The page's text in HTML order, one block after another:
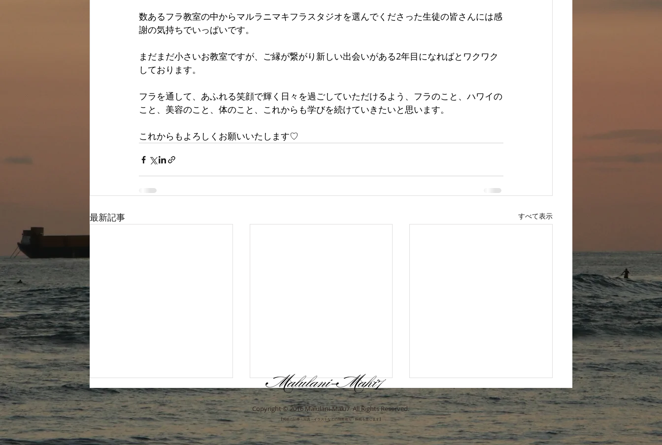
数あるフラ教室の中からマルラニマキフラスタジオを選んでくださった生徒の皆さんには感
謝の気持ちでいっぱいです。
まだまだ小さいお教室ですが、ご縁が繋がり新しい出会いがある2年目になればとワクワク
しております。
フラを通して、あふれる笑顔で輝く日々を過ごしていただけるよう、フラのこと、ハワイの
こと、美容のこと、体のこと、これからも学びを続けていきたいと思います。
これからもよろしくお願いいたします♡
最新記事 すべて表示
今週のレッスンも終了
Aloha🌺 今週は通常レッスンとマ
ンツーマンレッスン、無事に終了
しました♪ 8月1日(土)、2(日)はう
新しい出会い♪
Aloha🌺 今週も無事にレッスン終
了しました。 体験レッスンにお
越しくださった方がご入会くださ
Copyright © 2016 Malulani-Maki7 All Rights Reserved.
【掲載の記事・写真・イラストなどの無断複写・転載を禁じます】